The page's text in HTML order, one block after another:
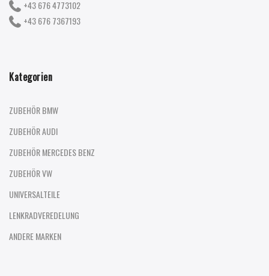
+43 676 4773102
+43 676 7367193
Kategorien
ZUBEHÖR BMW
ZUBEHÖR AUDI
ZUBEHÖR MERCEDES BENZ
ZUBEHÖR VW
UNIVERSALTEILE
LENKRADVEREDELUNG
ANDERE MARKEN